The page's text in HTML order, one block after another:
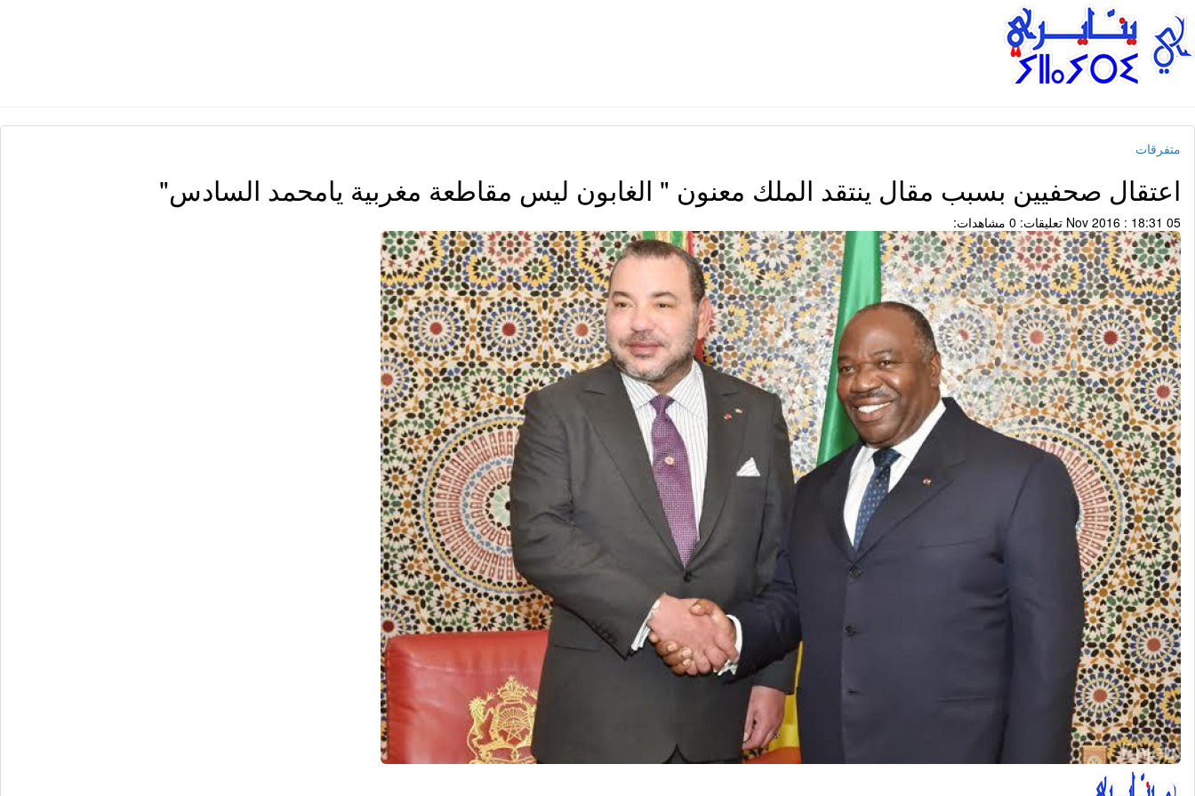
متفرقات
اعتقال صحفيين بسبب مقال ينتقد الملك معنون " الغابون ليس مقاطعة مغربية يامحمد السادس"
05 Nov 2016 : 18:31 تعليقات: 0 مشاهدات: